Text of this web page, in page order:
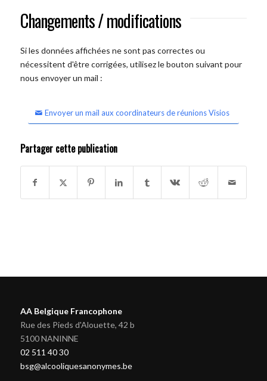
Changements / modifications
Si les données affichées ne sont pas correctes ou
nécessitent d'être corrigées, utilisez le bouton suivant pour
nous envoyer un mail :
Envoyer un mail aux coordinateurs de réunions Visios
Partager cette publication
AA Belgique Francophone
Rue des Pieds d'Alouette, 42 b
5100 NANINNE
02 511 40 30
bsg@alcooliquesanonymes.be